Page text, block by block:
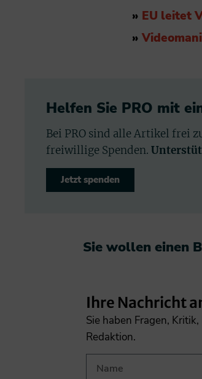
» EU leitet
»
Helfen Sie PRO mit
Bei PRO sind alle Artikel frei
freiwillige Spenden.
Jetzt spenden
Sie wollen einen
Ihre Nachricht
Sie haben Fragen,
Redaktion.